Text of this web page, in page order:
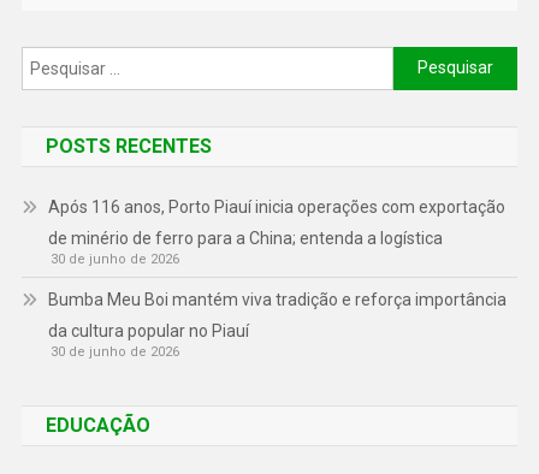
POSTS RECENTES
Após 116 anos, Porto Piauí inicia operações com exportação
de minério de ferro para a China; entenda a logística
30 de junho de 2026
Bumba Meu Boi mantém viva tradição e reforça importância
da cultura popular no Piauí
30 de junho de 2026
EDUCAÇÃO